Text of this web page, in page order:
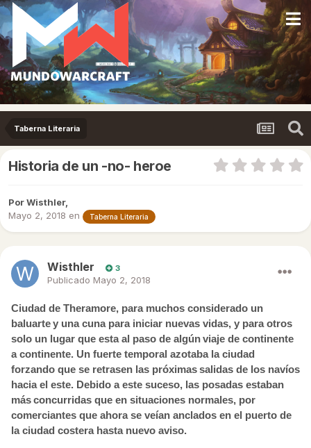
Taberna Literaria
Historia de un -no- heroe
PorWisthler,
Mayo 2, 2018 en Taberna Literaria
Wisthler 3
Publicado Mayo 2, 2018
Ciudad de Theramore, para muchos considerado un
baluartey una cuna para iniciar nuevas vidas, y para otros
solo un lugar que esta al paso de algúnviaje de continente
a continente. Un fuerte temporal azotaba la ciudad
forzando que se retrasen las próximassalidas de los navíos
hacia el este. Debido a este suceso, las posadas estaban
másconcurridas que en situaciones normales, por
comerciantes que ahora se veían anclados en el puerto de
la ciudad costera hasta nuevo aviso.